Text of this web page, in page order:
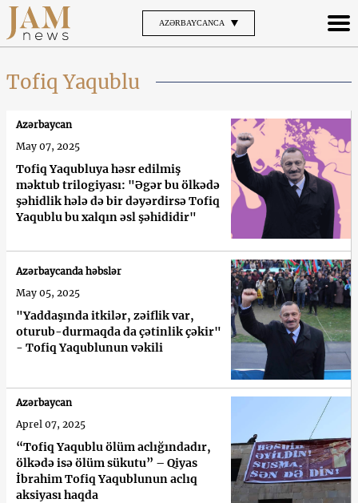
AZƏRBAYCANCA
Tofiq Yaqublu
Tofiq Yaqubluya həsr edilmiş
məktub trilogiyası: "Əgər bu ölkədə
şəhidlik hələ də bir dəyərdirsə Tofiq
Yaqublu bu xalqın əsl şəhididir"
Azərbaycan
May 07, 2025
"Yaddaşında itkilər, zəiflik var,
oturub-durmaqda da çətinlik çəkir"
- Tofiq Yaqublunun vəkili
Azərbaycanda həbslər
May 05, 2025
“Tofiq Yaqublu ölüm aclığındadır,
ölkədə isə ölüm sükutu” – Qiyas
İbrahim Tofiq Yaqublunun aclıq
aksiyası haqda
Azərbaycan
Aprel 07, 2025